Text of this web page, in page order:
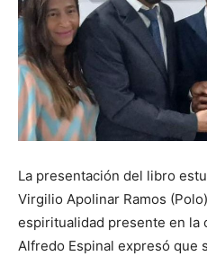
La presentación del libro
Virgilio Apolinar Ramos
espiritualidad presente en la
Alfredo Espinal expresó que